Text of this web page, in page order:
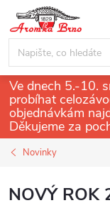
obsah
Ve dnech 5.-10.
probíhat
objednávkám
Děkujeme za
Novinky
NOVÝ ROK